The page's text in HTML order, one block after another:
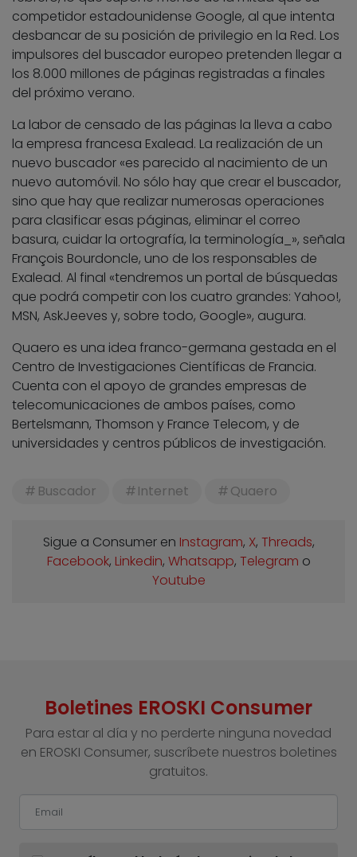
competidor estadounidense Google, al que intenta
desbancar de su posición de privilegio en la Red. Los
impulsores del buscador europeo pretenden llegar a
los 8.000 millones de páginas registradas a finales
del próximo verano.
La labor de censado de las páginas la lleva a cabo
la empresa francesa Exalead. La realización de un
nuevo buscador «es parecido al nacimiento de un
nuevo automóvil. No sólo hay que crear el buscador,
sino que hay que realizar numerosas operaciones
para clasificar esas páginas, eliminar el correo
basura, cuidar la ortografía, la terminología_», señala
François Bourdoncle, uno de los responsables de
Exalead. Al final «tendremos un portal de búsquedas
que podrá competir con los cuatro grandes: Yahoo!,
MSN, AskJeeves y, sobre todo, Google», augura.
Quaero es una idea franco-germana gestada en el
Centro de Investigaciones Científicas de Francia.
Cuenta con el apoyo de grandes empresas de
telecomunicaciones de ambos países, como
Bertelsmann, Thomson y France Telecom, y de
universidades y centros públicos de investigación.
Buscador Internet Quaero
Sigue a Consumer en Instagram, X, Threads,
Facebook, Linkedin, Whatsapp, Telegram o
Youtube
Boletines EROSKI Consumer
Para estar al día y no perderte ninguna novedad
en EROSKI Consumer, suscríbete nuestros boletines
gratuitos.